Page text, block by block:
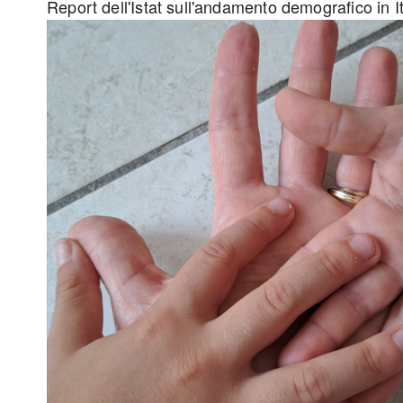
Report dell'Istat sull'andamento demografico in